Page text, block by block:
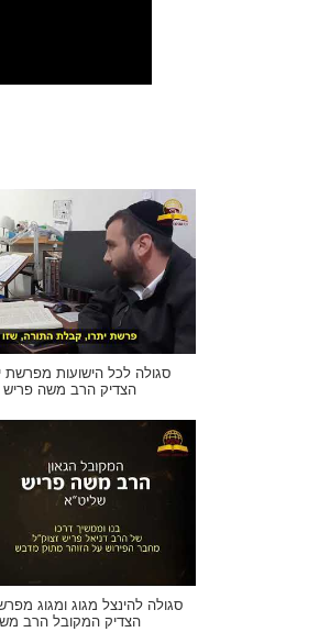
סגולה לכל הישועות מפרשת
הצדיק הרב משה פריש
סגולה להינצל מגוג ומגוג
הצדיק המקובל הרב